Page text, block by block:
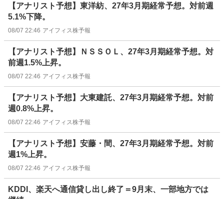
【アナリスト予想】東洋紡、27年3月期経常予想。対前週
5.1%下降。
08/07 22:46 アイフィス株予報
【アナリスト予想】ＮＳＳＯＬ、27年3月期経常予想。対
前週1.5%上昇。
08/07 22:46 アイフィス株予報
【アナリスト予想】大東建託、27年3月期経常予想。対前
週0.8%上昇。
08/07 22:46 アイフィス株予報
【アナリスト予想】安藤・間、27年3月期経常予想。対前
週1%上昇。
08/07 22:46 アイフィス株予報
KDDI、楽天へ通信貸し出し終了＝9月末、一部地方では